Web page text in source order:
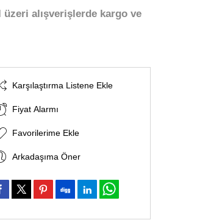
alışverişlerde kargo ve
Karşılaştırma Listene Ekle
Fiyat Alarmı
Favorilerime Ekle
Arkadaşıma Öner